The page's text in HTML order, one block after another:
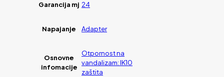
Garancija mj 24
Napajanje Adapter
Osnovne
infomacije
Otpornost na
vandalizam: IK10
zaštita